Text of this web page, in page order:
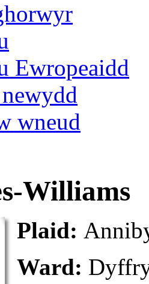
Ewropeaidd
wneud
Williams
Plaid:
Ward: